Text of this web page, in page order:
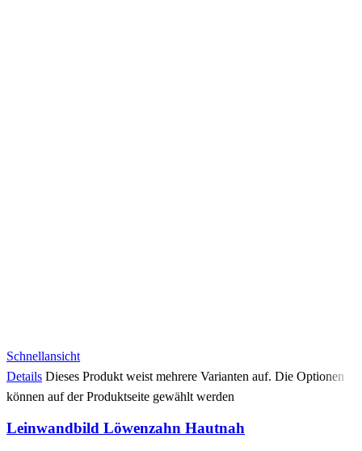
Schnellansicht
Details Dieses Produkt weist mehrere Varianten auf. Die Optionen
können auf der Produktseite gewählt werden
Leinwandbild Löwenzahn Hautnah